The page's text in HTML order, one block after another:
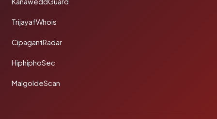
TrijayafWhois
CipagantRadar
HiphiphoSec
MalgoldeScan